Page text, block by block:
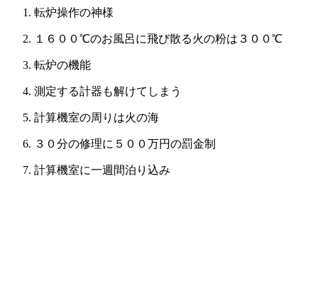
転炉操作の神様
１６００℃のお風呂に飛び散る火の粉は３００℃
転炉の機能
測定する計器も解けてしまう
計算機室の周りは火の海
３０分の修理に５００万円の罰金制
計算機室に一週間泊り込み